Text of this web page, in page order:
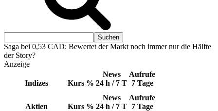
Saga bei 0,53 CAD: Bewertet der Markt noch immer nur die Hälfte
der Story?
Anzeige
Indizes Kurs %
News
24 h / 7 T
Aufrufe
7 Tage
Aktien Kurs %
News
24 h / 7 T
Aufrufe
7 Tage